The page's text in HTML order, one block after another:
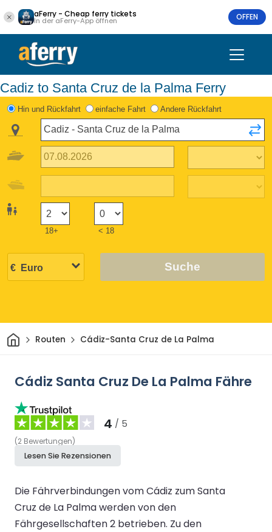
aFerry - Cheap ferry tickets
In der aFerry-App öffnen OFFEN
Cadiz to Santa Cruz de la Palma Ferry
Hin und Rückfahrt einfache Fahrt Andere Rückfahrt
18+ < 18
Suche
HeimRouten Cádiz-Santa Cruz de La Palma
Cádiz Santa Cruz De La Palma Fähre
4 / 5
(2 Bewertungen)
Lesen Sie Rezensionen
Die Fährverbindungen vom Cádiz zum Santa
Cruz de La Palma werden von den
Fährgesellschaften 2 betrieben. Zu den